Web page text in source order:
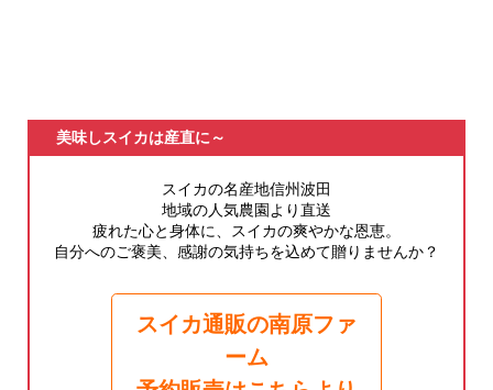
美味しスイカは産直に～
スイカの名産地信州波田
地域の人気農園より直送
疲れた心と身体に、スイカの爽やかな恩恵。
自分へのご褒美、感謝の気持ちを込めて贈りませんか？
スイカ通販の南原ファ
ーム